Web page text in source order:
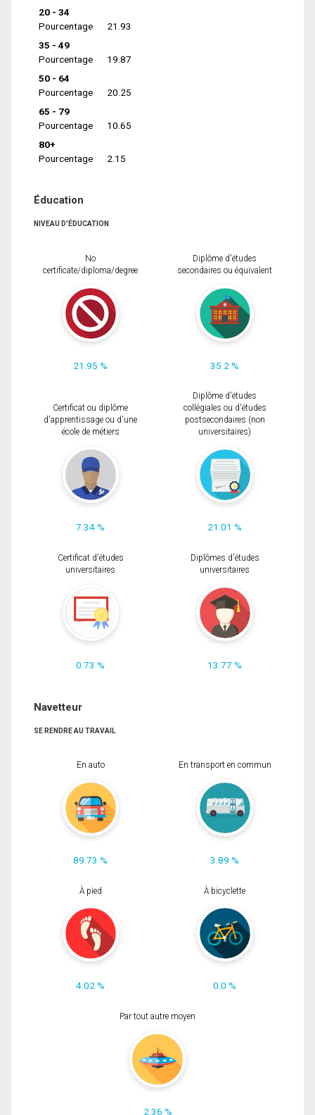
20 - 34
Pourcentage
21.93
35 - 49
Pourcentage
19.87
50 - 64
Pourcentage
20.25
65 - 79
Pourcentage
10.65
80+
Pourcentage
2.15
Éducation
NIVEAU D'ÉDUCATION
No
certificate/diploma/degree
21.95 %
Diplôme d'études
secondaires ou équivalent
35.2 %
Certificat ou diplôme
d'apprentissage ou d'une
école de métiers
7.34 %
Diplôme d'études
collégiales ou d'études
postsecondaires (non
universitaires)
21.01 %
Certificat d'études
universitaires
0.73 %
Diplômes d'études
universitaires
13.77 %
Navetteur
SE RENDRE AU TRAVAIL
En auto
89.73 %
En transport en commun
3.89 %
À pied
4.02 %
À bicyclette
0.0 %
Par tout autre moyen
2.36 %